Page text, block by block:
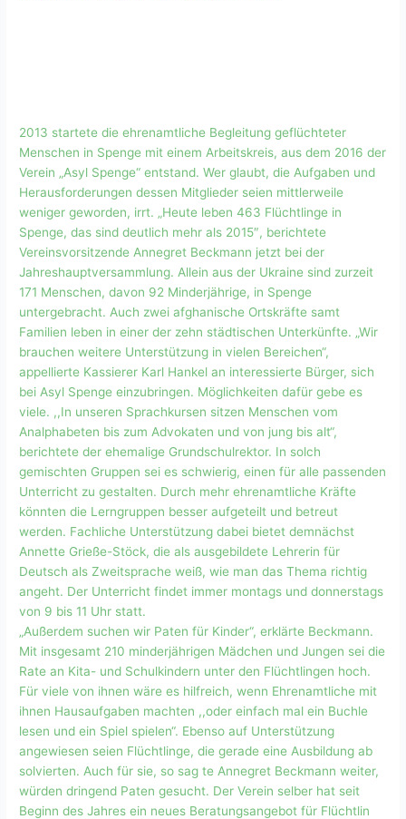
2013 startete die ehrenamtliche Begleitung geflüchteter
Menschen in Spenge mit einem Arbeitskreis, aus dem 2016 der
Verein „Asyl Spenge“ entstand. Wer glaubt, die Aufgaben und
Herausforderungen dessen Mitglieder seien mittlerweile
weniger geworden, irrt. „Heute leben 463 Flüchtlinge in
Spenge, das sind deutlich mehr als 2015″, berichtete
Vereinsvorsitzende Annegret Beckmann jetzt bei der
Jahreshauptversammlung. Allein aus der Ukraine sind zurzeit
171 Menschen, davon 92 Minderjährige, in Spenge
untergebracht. Auch zwei afghanische Ortskräfte samt
Familien leben in einer der zehn städtischen Unterkünfte. „Wir
brauchen weitere Unterstützung in vielen Bereichen“,
appellierte Kassierer Karl Hankel an interessierte Bürger, sich
bei Asyl Spenge einzubringen. Möglichkeiten dafür gebe es
viele. ,,In unseren Sprachkursen sitzen Menschen vom
Analphabeten bis zum Advokaten und von jung bis alt“,
berichtete der ehemalige Grundschulrektor. In solch
gemischten Gruppen sei es schwierig, einen für alle passenden
Unterricht zu gestalten. Durch mehr ehrenamtliche Kräfte
könnten die Lerngruppen besser aufgeteilt und betreut
werden. Fachliche Unterstützung dabei bietet demnächst
Annette Grieße-Stöck, die als ausgebildete Lehrerin für
Deutsch als Zweitsprache weiß, wie man das Thema richtig
angeht. Der Unterricht findet immer montags und donnerstags
von 9 bis 11 Uhr statt.
„Außerdem suchen wir Paten für Kinder“, erklärte Beckmann.
Mit insgesamt 210 minderjährigen Mädchen und Jungen sei die
Rate an Kita- und Schulkindern unter den Flüchtlingen hoch.
Für viele von ihnen wäre es hilfreich, wenn Ehrenamtliche mit
ihnen Hausaufgaben machten ,,oder einfach mal ein Buchle
lesen und ein Spiel spielen“. Ebenso auf Unterstützung
angewiesen seien Flüchtlinge, die gerade eine Ausbildung ab
solvierten. Auch für sie, so sag te Annegret Beckmann weiter,
würden dringend Paten gesucht. Der Verein selber hat seit
Beginn des Jahres ein neues Beratungsangebot für Flüchtlin